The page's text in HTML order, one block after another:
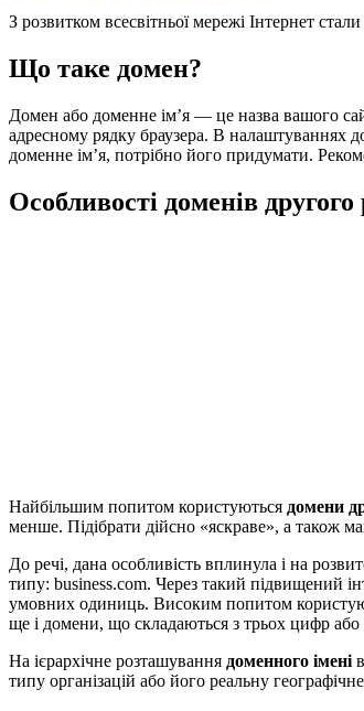
З розвитком всесвітньої мережі Інтернет
Що таке домен?
Домен або доменне ім’я — це назва вашого
адресному рядку браузера. В налаштуваннях
доменне ім’я, потрібно його придумати.
Особливості доменів другого
Найбільшим попитом користуються домени
менше. Підібрати дійсно «яскраве», а також
До речі, дана особливість вплинула і на
типу: business.com. Через такий підвищений
умовних одиниць. Високим попитом
ще і домени, що складаються з трьох цифр або
На ієрархічне розташування доменного імені
типу організацій або його реальну